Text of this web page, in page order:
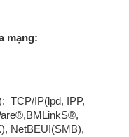
mạng:
TCP/IP(lpd, IPP,
NetBEUI(SMB),